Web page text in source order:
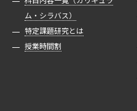
ム・シラバス）
特定課題研究とは
授業時間割